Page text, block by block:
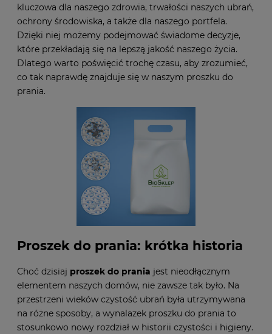
kluczowa dla naszego zdrowia, trwałości naszych ubrań,
ochrony środowiska, a także dla naszego portfela.
Dzięki niej możemy podejmować świadome decyzje,
które przekładają się na lepszą jakość naszego życia.
Dlatego warto poświęcić trochę czasu, aby zrozumieć,
co tak naprawdę znajduje się w naszym proszku do
prania.
Proszek do prania: krótka historia
Choć dzisiaj proszek do prania jest nieodłącznym
elementem naszych domów, nie zawsze tak było. Na
przestrzeni wieków czystość ubrań była utrzymywana
na różne sposoby, a wynalazek proszku do prania to
stosunkowo nowy rozdział w historii czystości i higieny.